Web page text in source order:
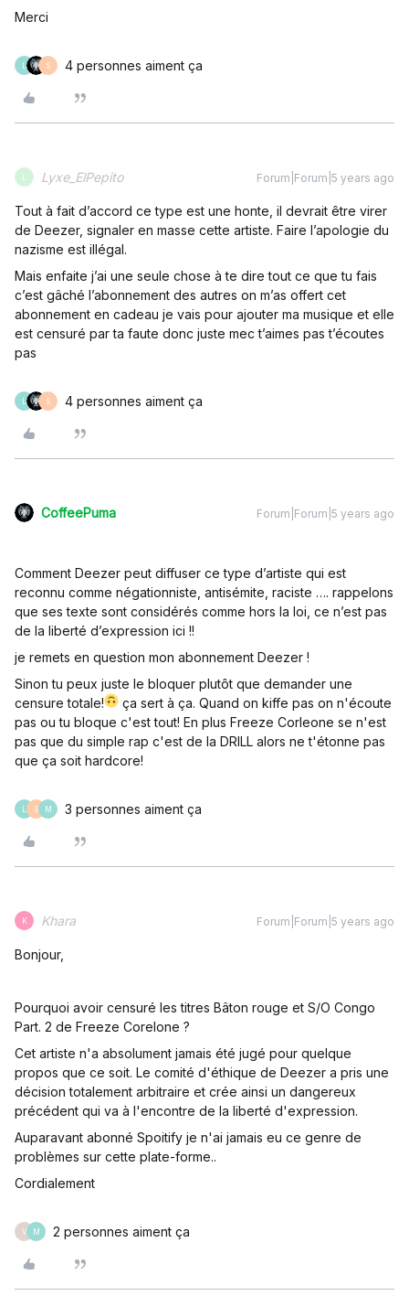
Merci
S 4 personnes aiment ça
Lyxe_ElPepito Forum|Forum|5 years ago
Tout à fait d’accord ce type est une honte, il devrait être virer
de Deezer, signaler en masse cette artiste. Faire l’apologie du
nazisme est illégal.
Mais enfaite j’ai une seule chose à te dire tout ce que tu fais
c’est gâché l’abonnement des autres on m’as offert cet
abonnement en cadeau je vais pour ajouter ma musique et elle
est censuré par ta faute donc juste mec t’aimes pas t’écoutes
pas
S 4 personnes aiment ça
CoffeePuma Forum|Forum|5 years ago
Comment Deezer peut diffuser ce type d’artiste qui est
reconnu comme négationniste, antisémite, raciste …. rappelons
que ses texte sont considérés comme hors la loi, ce n’est pas
de la liberté d’expression ici !!
je remets en question mon abonnement Deezer !
Sinon tu peux juste le bloquer plutôt que demander une
censure totale!
ça sert à ça. Quand on kiffe pas on n'écoute
pas ou tu bloque c'est tout! En plus Freeze Corleone se n'est
pas que du simple rap c'est de la DRILL alors ne t'étonne pas
que ça soit hardcore!
S M 3 personnes aiment ça
K Khara Forum|Forum|5 years ago
Bonjour,
Pourquoi avoir censuré les titres Bâton rouge et S/O Congo
Part. 2 de Freeze Corelone ?
Cet artiste n'a absolument jamais été jugé pour quelque
propos que ce soit. Le comité d'éthique de Deezer a pris une
décision totalement arbitraire et crée ainsi un dangereux
précédent qui va à l'encontre de la liberté d'expression.
Auparavant abonné Spoitify je n'ai jamais eu ce genre de
problèmes sur cette plate-forme..
Cordialement
V M 2 personnes aiment ça